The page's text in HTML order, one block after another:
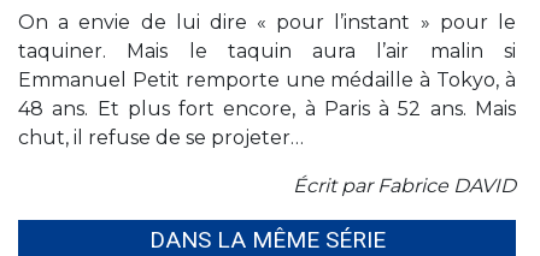
On a envie de lui dire « pour l’instant » pour le
taquiner. Mais le taquin aura l’air malin si
Emmanuel Petit remporte une médaille à Tokyo, à
48 ans. Et plus fort encore, à Paris à 52 ans. Mais
chut, il refuse de se projeter…
Écrit par Fabrice DAVID
DANS LA MÊME SÉRIE